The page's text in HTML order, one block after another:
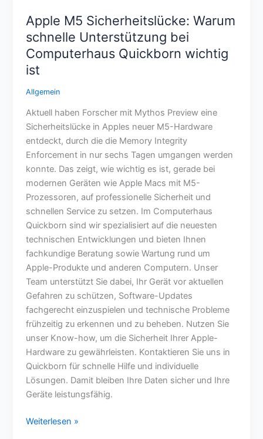
Apple M5 Sicherheitslücke: Warum
schnelle Unterstützung bei
Computerhaus Quickborn wichtig
ist
Allgemein
Aktuell haben Forscher mit Mythos Preview eine
Sicherheitslücke in Apples neuer M5-Hardware
entdeckt, durch die die Memory Integrity
Enforcement in nur sechs Tagen umgangen werden
konnte. Das zeigt, wie wichtig es ist, gerade bei
modernen Geräten wie Apple Macs mit M5-
Prozessoren, auf professionelle Sicherheit und
schnellen Service zu setzen. Im Computerhaus
Quickborn sind wir spezialisiert auf die neuesten
technischen Entwicklungen und bieten Ihnen
fachkundige Beratung sowie Wartung rund um
Apple-Produkte und anderen Computern. Unser
Team unterstützt Sie dabei, Ihr Gerät vor aktuellen
Gefahren zu schützen, Software-Updates
fachgerecht einzuspielen und technische Probleme
frühzeitig zu erkennen und zu beheben. Nutzen Sie
unser Know-how, um die Sicherheit Ihrer Apple-
Hardware zu gewährleisten. Kontaktieren Sie uns in
Quickborn für schnelle Hilfe und individuelle
Lösungen. Damit bleiben Ihre Daten sicher und Ihre
Geräte leistungsfähig.
Weiterlesen »